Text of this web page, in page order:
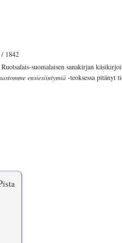
1842
suomalaisen sanakirjan
ensiesiintymiä -teoksessa pitänyt
ista